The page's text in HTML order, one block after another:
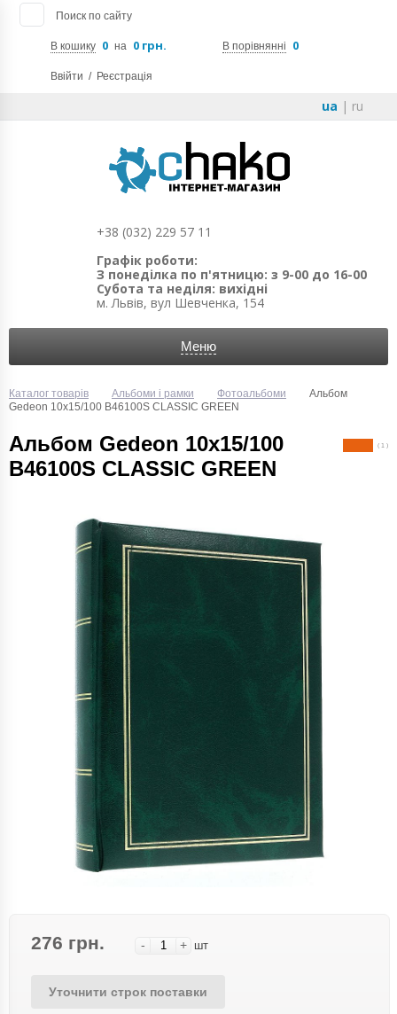
Поиск по сайту
В кошику 0 на 0 грн. В порівнянні 0
Ввійти / Реєстрація
ua | ru
+38 (032) 229 57 11
Графік роботи:
З понеділка по п'ятницю: з 9-00 до 16-00
Субота та неділя: вихідні
м. Львів, вул Шевченка, 154
Меню
Каталог товарів Альбоми і рамки Фотоальбоми
Альбом
Gedeon 10х15/100 B46100S CLASSIC GREEN
Альбом Gedeon 10х15/100
B46100S CLASSIC GREEN
( 1 )
276 грн. - + шт
Уточнити строк поставки